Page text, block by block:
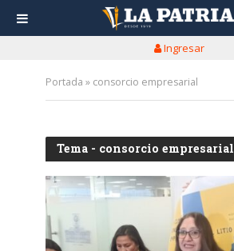
Ingresar
Portada » consorcio empresarial
Tema - consorcio empresarial